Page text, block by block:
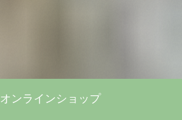
オンラインショップ